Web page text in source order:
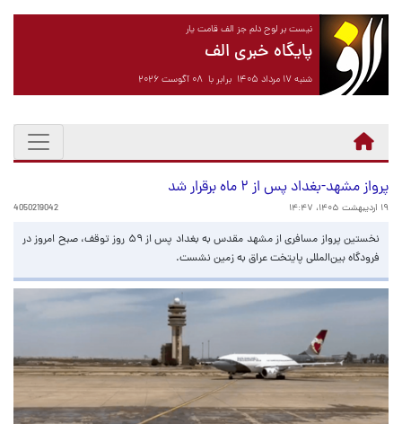
نیست بر لوح دلم جز الف قامت یار
پایگاه خبری الف
شنبه ۱۷ مرداد ۱۴۰۵ برابر با ۰۸ آگوست ۲۰۲۶
پرواز مشهد-بغداد پس از ۲ ماه برقرار شد
۱۹ اردیبهشت ۱۴۰۵، ۱۴:۴۷ 4050219042
نخستین پرواز مسافری از مشهد مقدس به بغداد پس از ۵۹ روز توقف، صبح امروز در
فرودگاه بین‌المللی پایتخت عراق به زمین نشست.